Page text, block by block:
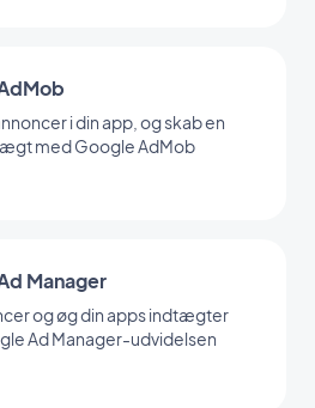
i din app, og skab en
med Google AdMob
Manager
og øg din apps indtægter
Ad Manager-udvidelsen